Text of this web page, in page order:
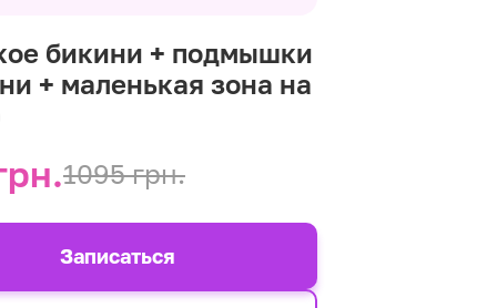
бикини + подмышки
+ маленькая зона на
1095 грн.
Записаться